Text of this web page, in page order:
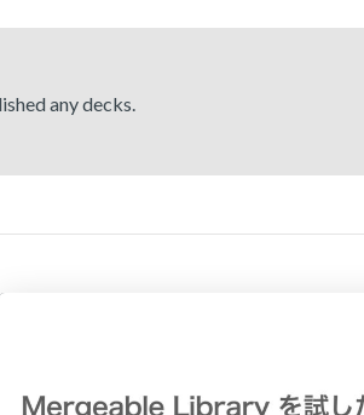
any decks.